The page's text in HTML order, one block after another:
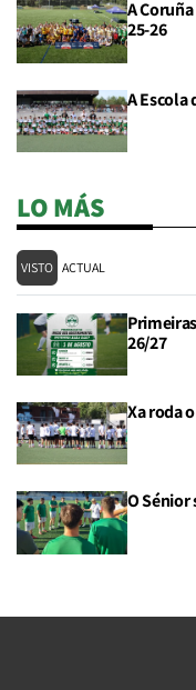
A
25-26
A Escola
LO MÁS
VISTO ACTUAL
26/27
Xa roda
O Sénior